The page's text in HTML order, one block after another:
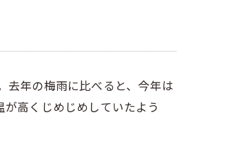
去年の梅雨に比べると、今年は
高くじめじめしていたよう